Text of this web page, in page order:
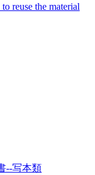
reuse the material
--写本類